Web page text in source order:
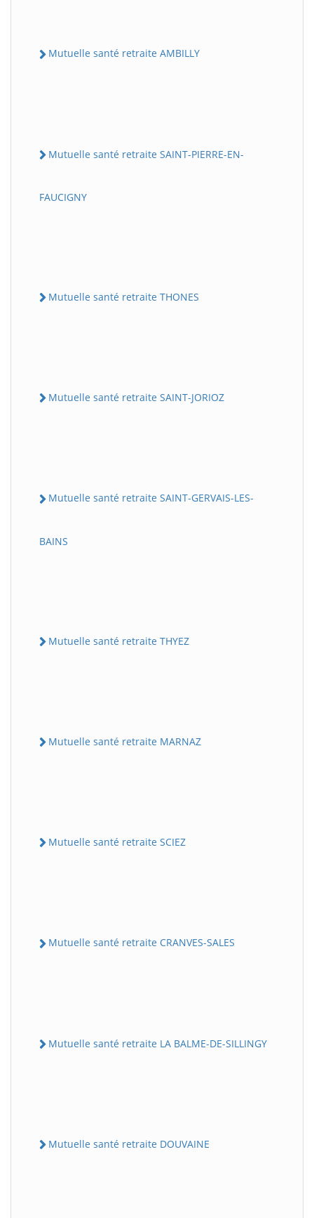
Mutuelle santé retraite AMBILLY
Mutuelle santé retraite SAINT-PIERRE-EN-
FAUCIGNY
Mutuelle santé retraite THONES
Mutuelle santé retraite SAINT-JORIOZ
Mutuelle santé retraite SAINT-GERVAIS-LES-
BAINS
Mutuelle santé retraite THYEZ
Mutuelle santé retraite MARNAZ
Mutuelle santé retraite SCIEZ
Mutuelle santé retraite CRANVES-SALES
Mutuelle santé retraite LA BALME-DE-SILLINGY
Mutuelle santé retraite DOUVAINE